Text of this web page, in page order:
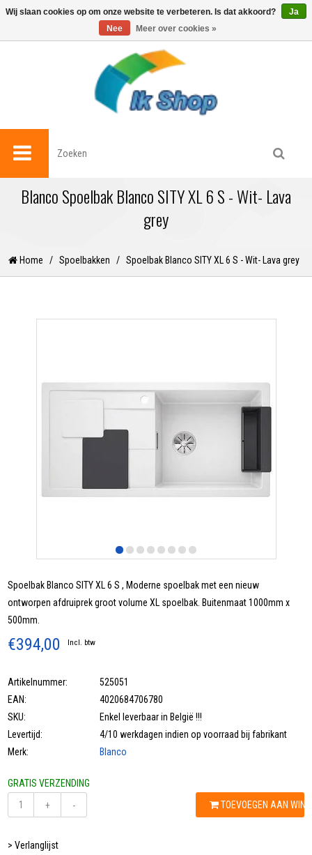
0
Blanco Spoelbak Blanco SITY XL 6 S - Wit- Lava
grey
Home / Spoelbakken / Spoelbak Blanco SITY XL 6 S - Wit- Lava grey
Spoelbak Blanco SITY XL 6 S , Moderne spoelbak met een nieuw
ontworpen afdruiprek groot volume XL spoelbak. Buitenmaat 1000mm x
500mm.
€394,00 Incl. btw
Artikelnummer:
525051
EAN:
4020684706780
SKU:
Enkel leverbaar in België !!!
Levertijd:
4/10 werkdagen indien op voorraad bij fabrikant
Merk:
Blanco
GRATIS VERZENDING
+
- TOEVOEGEN AAN
> Verlanglijst
Wij slaan cookies op om onze website te verbeteren. Is dat akkoord?
Ja
Nee
Meer over cookies »